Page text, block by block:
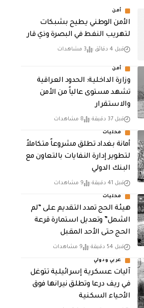
أمن
الأمن الوطني يطيح بشبكات
لتهريب النفط في البصرة وذي قار
قبل 4 دقائق 3 مشاهدات
أمن
وزارة الداخلية: الحدود العراقية
تشهد مستوى عالياً من الأمن
والاستقرار
قبل 37 دقيقة 8 مشاهدات
محليات
أمانة بغداد تطلق مشروعاً متكاملاً
لتطوير إدارة النفايات بالتعاون مع
البنك الدولي
قبل 41 دقيقة 9 مشاهدات
محليات
هيئة الحج تمدد التقديم على “لم
الشمل” وتعديل استمارة قرعة
الحج حتى الأحد المقبل
قبل 54 دقيقة 9 مشاهدات
عربي ودولي
آليات عسكرية إسرائيلية تتوغل
في ريف درعا وتطلق نيرانها فوق
الأحياء السكنية